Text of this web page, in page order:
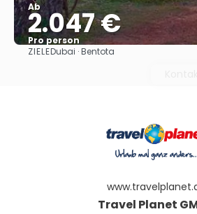
Ab
2.047 €
Pro person
ZIELEDubai · Bentota
Travel Planet